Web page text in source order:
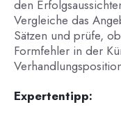
den
Vergleiche das
Sätzen und prüfe,
Formfehler in der
Expertentipp: